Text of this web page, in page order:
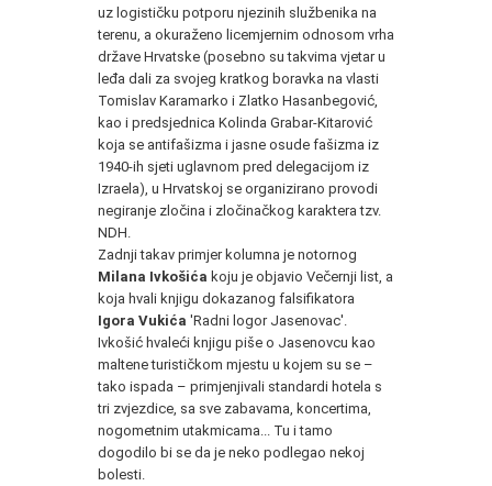
uz logističku potporu njezinih službenika na
terenu, a okuraženo licemjernim odnosom vrha
države Hrvatske (posebno su takvima vjetar u
leđa dali za svojeg kratkog boravka na vlasti
Tomislav Karamarko i Zlatko Hasanbegović,
kao i predsjednica Kolinda Grabar-Kitarović
koja se antifašizma i jasne osude fašizma iz
1940-ih sjeti uglavnom pred delegacijom iz
Izraela), u Hrvatskoj se organizirano provodi
negiranje zločina i zločinačkog karaktera tzv.
NDH.
Zadnji takav primjer kolumna je notornog
Milana Ivkošića koju je objavio Večernji list, a
koja hvali knjigu dokazanog falsifikatora
Igora Vukića 'Radni logor Jasenovac'.
Ivkošić hvaleći knjigu piše o Jasenovcu kao
maltene turističkom mjestu u kojem su se –
tako ispada – primjenjivali standardi hotela s
tri zvjezdice, sa sve zabavama, koncertima,
nogometnim utakmicama... Tu i tamo
dogodilo bi se da je neko podlegao nekoj
bolesti.